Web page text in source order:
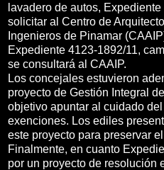
lavadero de autos,
solicitar al Centro de
Ingenieros de Pinamar
Expediente 4123-1892/11,
se consultará al CAAIP.
Los concejales estuvieron
proyecto de Gestión Integral
objetivo apuntar al cuidado
exenciones. Los ediles
este proyecto para preservar
Finalmente, en cuanto
por un proyecto de resolución